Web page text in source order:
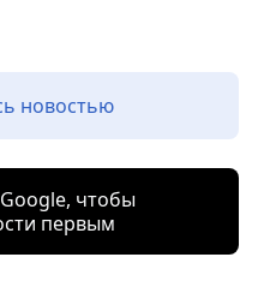
новостью
чтобы
первым